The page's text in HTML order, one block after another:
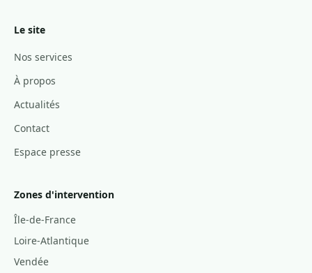
Le site
Nos services
À propos
Actualités
Contact
Espace presse
Zones d'intervention
Île-de-France
Loire-Atlantique
Vendée